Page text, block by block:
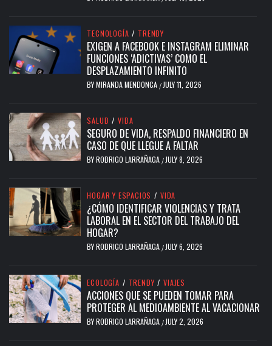
TECNOLOGÍA / TRENDY
EXIGEN A FACEBOOK E INSTAGRAM ELIMINAR
FUNCIONES ‘ADICTIVAS’ COMO EL
DESPLAZAMIENTO INFINITO
BYMIRANDA MENDONCA / JULY 11, 2026
SALUD / VIDA
SEGURO DE VIDA, RESPALDO FINANCIERO EN
CASO DE QUE LLEGUE A FALTAR
BYRODRIGO LARRAÑAGA / JULY 8, 2026
HOGAR Y ESPACIOS / VIDA
¿CÓMO IDENTIFICAR VIOLENCIAS Y TRATA
LABORAL EN EL SECTOR DEL TRABAJO DEL
HOGAR?
BYRODRIGO LARRAÑAGA / JULY 6, 2026
ECOLOGÍA / TRENDY / VIAJES
ACCIONES QUE SE PUEDEN TOMAR PARA
PROTEGER AL MEDIOAMBIENTE AL VACACIONAR
BYRODRIGO LARRAÑAGA / JULY 2, 2026